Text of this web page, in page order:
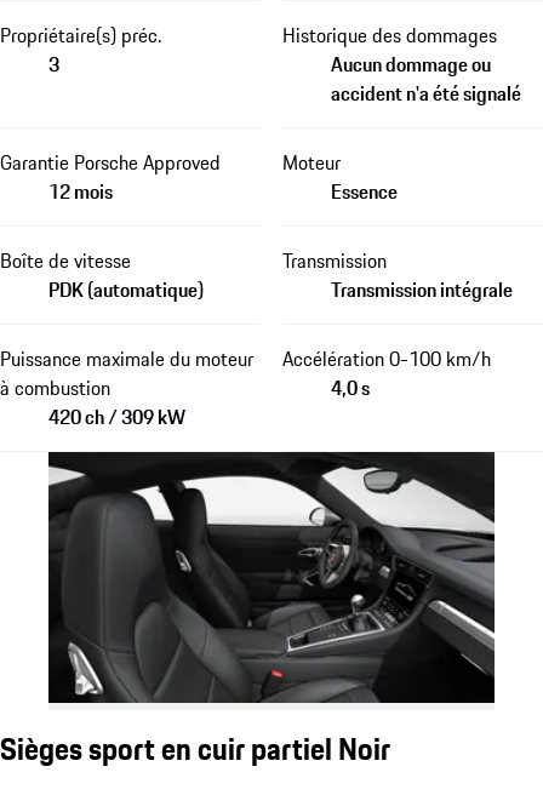
Propriétaire(s) préc.
3
Historique des dommages
Aucun dommage ou
accident n'a été signalé
Garantie Porsche Approved
12 mois
Moteur
Essence
Boîte de vitesse
PDK (automatique)
Transmission
Transmission intégrale
Puissance maximale du moteur
à combustion
420 ch / 309 kW
Accélération 0-100 km/h
4,0 s
Sièges sport en cuir partiel Noir